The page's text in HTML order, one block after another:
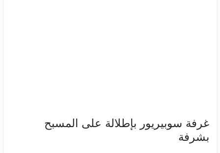
غرفة سوبيريور بإطلالة على المسبح
بشرفة